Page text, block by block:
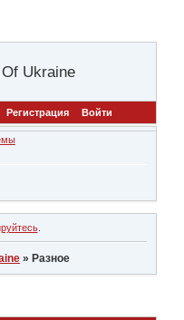
Ukraine
Регистрация Войти
.
» Разное